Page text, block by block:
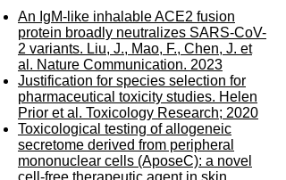
An IgM-like inhalable ACE2 fusion
protein broadly neutralizes SARS-CoV-
2 variants. Liu, J., Mao, F., Chen, J. et
al. Nature Communication. 2023
Justification for species selection for
pharmaceutical toxicity studies. Helen
Prior et al. Toxicology Research; 2020
Toxicological testing of allogeneic
secretome derived from peripheral
mononuclear cells (AposeC): a novel
cell-free therapeutic agent in skin